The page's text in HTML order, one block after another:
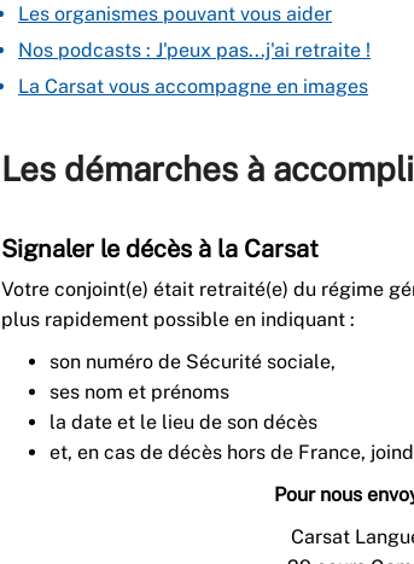
Les organismes pouvant vous aider
Nos podcasts : J'peux pas...j'ai retraite !
La Carsat vous accompagne en images
Les démarches à
Signaler le décès à la Carsat
Votre conjoint(e) était retraité(e) du régime
plus rapidement possible en indiquant :
son numéro de Sécurité sociale,
ses nom et prénoms
la date et le lieu de son décès
et, en cas de décès hors de France,
Pour nous
Carsat